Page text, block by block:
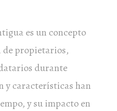
es un concepto
de propietarios,
durante
y características han
y su impacto en